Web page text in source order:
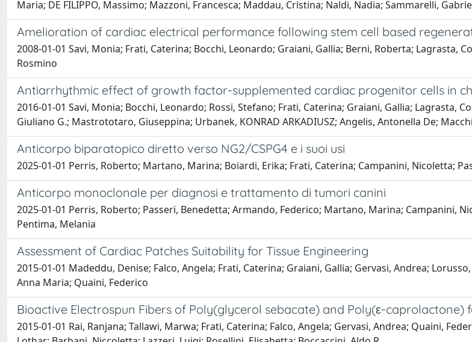
Maria; DE FILIPPO, Massimo; Mazzoni, Francesca; Maddau, Cristina; Naldi, Nadia; Sammarelli,
Amelioration of cardiac electrical performance following stem cell based
2008-01-01 Savi, Monia; Frati, Caterina; Bocchi, Leonardo; Graiani, Gallia; Berni, Roberta; Lagrasta,
Rosmino
Antiarrhythmic effect of growth factor-supplemented cardiac progenitor cells in
2016-01-01 Savi, Monia; Bocchi, Leonardo; Rossi, Stefano; Frati, Caterina; Graiani, Gallia; Lagrasta,
Giuliano G.; Mastrototaro, Giuseppina; Urbanek, KONRAD ARKADIUSZ; Angelis, Antonella De;
Anticorpo biparatopico diretto verso NG2/CSPG4 e i suoi usi
2025-01-01 Perris, Roberto; Martano, Marina; Boiardi, Erika; Frati, Caterina; Campanini, Nicoletta;
Anticorpo monoclonale per diagnosi e trattamento di tumori canini
2025-01-01 Perris, Roberto; Passeri, Benedetta; Armando, Federico; Martano, Marina; Campanini,
Pentima, Melania
Assessment of Cardiac Patches Suitability for Tissue Engineering
2015-01-01 Madeddu, Denise; Falco, Angela; Frati, Caterina; Graiani, Gallia; Gervasi, Andrea;
Anna Maria; Quaini, Federico
Bioactive Electrospun Fibers of Poly(glycerol sebacate) and Poly(ε-caprolactone)
2015-01-01 Rai, Ranjana; Tallawi, Marwa; Frati, Caterina; Falco, Angela; Gervasi, Andrea; Quaini,